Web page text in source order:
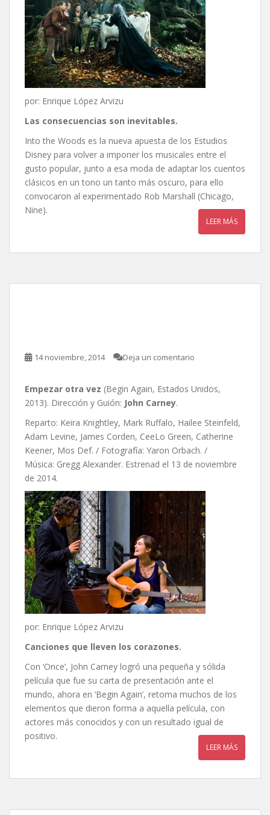
por: Enrique López Arvizu
Las consecuencias son inevitables.
Into the Woods es la nueva apuesta de los Estudios
Disney para volver a imponer los musicales entre el
gusto popular, junto a esa moda de adaptar los cuentos
clásicos en un tono un tanto más oscuro, para ello
convocaron al experimentado Rob Marshall (Chicago,
Nine).
LEER MÁS
14 noviembre, 2014 Deja un comentario
Empezar otra vez (Begin Again, Estados Unidos,
2013). Dirección y Guión: John Carney.
Reparto: Keira Knightley, Mark Ruffalo, Hailee Steinfeld,
Adam Levine, James Corden, CeeLo Green, Catherine
Keener, Mos Def. / Fotografía: Yaron Orbach. /
Música: Gregg Alexander. Estrenad el 13 de noviembre
de 2014.
por: Enrique López Arvizu
Canciones que lleven los corazones.
Con ‘Once’, John Carney logró una pequeña y sólida
película que fue su carta de presentación ante el
mundo, ahora en ‘Begin Again’, retoma muchos de los
elementos que dieron forma a aquella película, con
actores más conocidos y con un resultado igual de
positivo.
LEER MÁS